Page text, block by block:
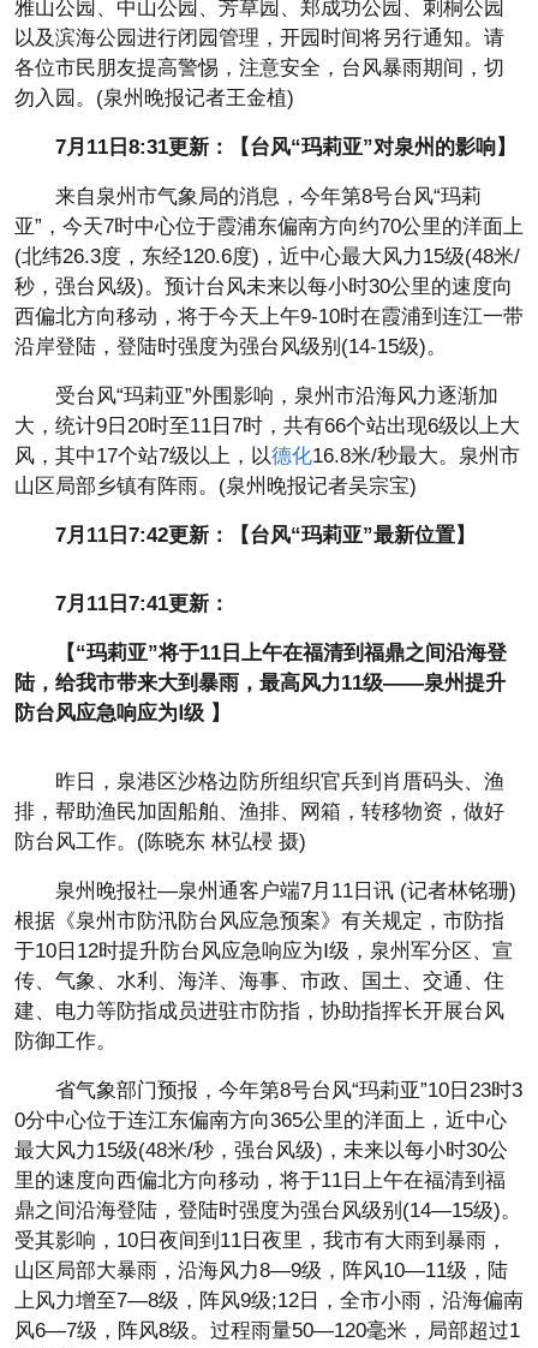
雅山公园、中山公园、芳草园、郑成功公园、刺桐公园
以及滨海公园进行闭园管理，开园时间将另行通知。请
各位市民朋友提高警惕，注意安全，台风暴雨期间，切
勿入园。(泉州晚报记者王金植)
7月11日8:31更新：【台风“玛莉亚”对泉州的影响】
来自泉州市气象局的消息，今年第8号台风“玛莉
亚”，今天7时中心位于霞浦东偏南方向约70公里的洋面上
(北纬26.3度，东经120.6度)，近中心最大风力15级(48米/
秒，强台风级)。预计台风未来以每小时30公里的速度向
西偏北方向移动，将于今天上午9-10时在霞浦到连江一带
沿岸登陆，登陆时强度为强台风级别(14-15级)。
受台风“玛莉亚”外围影响，泉州市沿海风力逐渐加
大，统计9日20时至11日7时，共有66个站出现6级以上大
风，其中17个站7级以上，以德化16.8米/秒最大。泉州市
山区局部乡镇有阵雨。(泉州晚报记者吴宗宝)
7月11日7:42更新：【台风“玛莉亚”最新位置】
7月11日7:41更新：
【“玛莉亚”将于11日上午在福清到福鼎之间沿海登
陆，给我市带来大到暴雨，最高风力11级——泉州提升
防台风应急响应为Ⅰ级 】
昨日，泉港区沙格边防所组织官兵到肖厝码头、渔
排，帮助渔民加固船舶、渔排、网箱，转移物资，做好
防台风工作。(陈晓东 林弘梫 摄)
泉州晚报社—泉州通客户端7月11日讯 (记者林铭珊)
根据《泉州市防汛防台风应急预案》有关规定，市防指
于10日12时提升防台风应急响应为Ⅰ级，泉州军分区、宣
传、气象、水利、海洋、海事、市政、国土、交通、住
建、电力等防指成员进驻市防指，协助指挥长开展台风
防御工作。
省气象部门预报，今年第8号台风“玛莉亚”10日23时3
0分中心位于连江东偏南方向365公里的洋面上，近中心
最大风力15级(48米/秒，强台风级)，未来以每小时30公
里的速度向西偏北方向移动，将于11日上午在福清到福
鼎之间沿海登陆，登陆时强度为强台风级别(14—15级)。
受其影响，10日夜间到11日夜里，我市有大雨到暴雨，
山区局部大暴雨，沿海风力8—9级，阵风10—11级，陆
上风力增至7—8级，阵风9级;12日，全市小雨，沿海偏南
风6—7级，阵风8级。过程雨量50—120毫米，局部超过1